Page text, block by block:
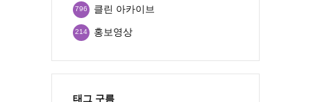
클린 아카이브
796
홍보영상
214
태그 구름